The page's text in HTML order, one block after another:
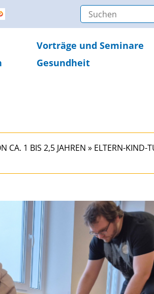
Vorträge und Seminare
Gesundheit
CA. 1 BIS 2,5 JAHREN » ELTERN-KIND-